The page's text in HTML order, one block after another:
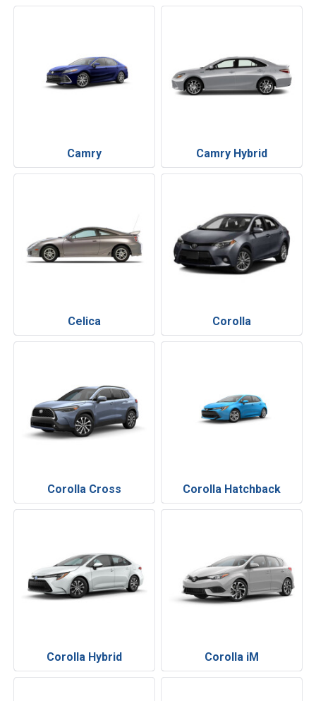
Camry Camry Hybrid
Celica Corolla
Corolla Cross Corolla Hatchback
Corolla Hybrid Corolla iM